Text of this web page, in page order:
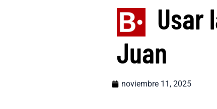
Usar
Juan
noviembre 11, 2025